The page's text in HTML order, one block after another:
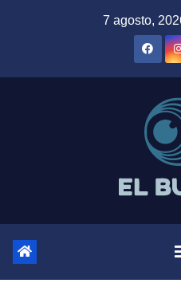
7 agosto,